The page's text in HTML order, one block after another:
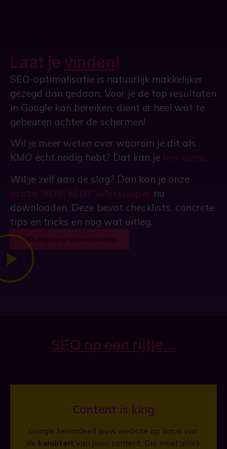
Laat je vinden!
SEO-optimalisatie is natuurlijk makkelijker
gezegd dan gedaan. Voor je de top resultaten
in Google kan bereiken, dient er heel wat te
gebeuren achter de schermen!
Wil je meer weten over waarom je dit als
KMO écht nodig hebt? Dat kan je hier lezen.
Wil je zelf aan de slag? Dan kan je onze
gratis ‘SOS! SEO?’ whitepaper nu
downloaden. Deze bevat checklists, concrete
tips en tricks en nog wat uitleg.
Whitepaper downloaden
SEO op een rijtje...
Content is king
Google beoordeelt jouw website op basis van
de kwaliteit van jouw content. Die moet uniek